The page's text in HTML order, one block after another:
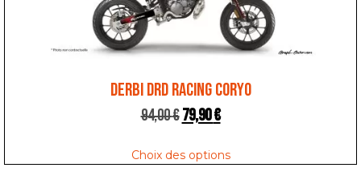
DERBI DRD RACING CORYO
94,00€79,90€
Choix des options